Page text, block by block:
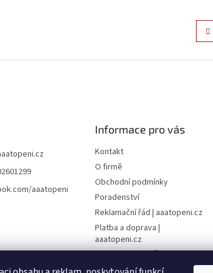
aaatopeni
Informace pro vás
Kontakt
O firmě
Obchodní podmínky
Poradenství
Reklamační řád | aaatopeni.cz
Platba a doprava |
aaatopeni.cz
Ceník dopravy - Česká pošta
Ceník dopravy - Toptrans